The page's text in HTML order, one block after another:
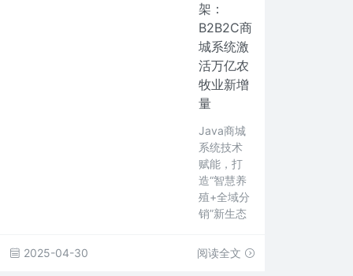
架：
B2B2C商
城系统激
活万亿农
牧业新增
量
Java商城
系统技术
赋能，打
造“智慧养
殖+全域分
销”新生态
2025-04-30 阅读全文